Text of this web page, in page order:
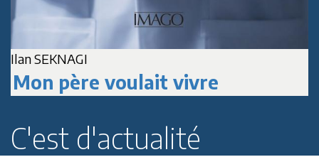
Ilan SEKNAGI
Mon père voulait vivre
C'est d'actualité